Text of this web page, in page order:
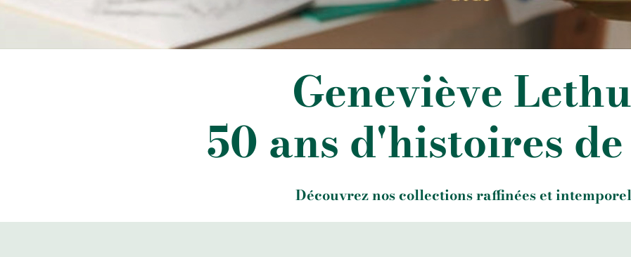
Geneviève
50 ans d'histoires
Découvrez nos collections raffinées et